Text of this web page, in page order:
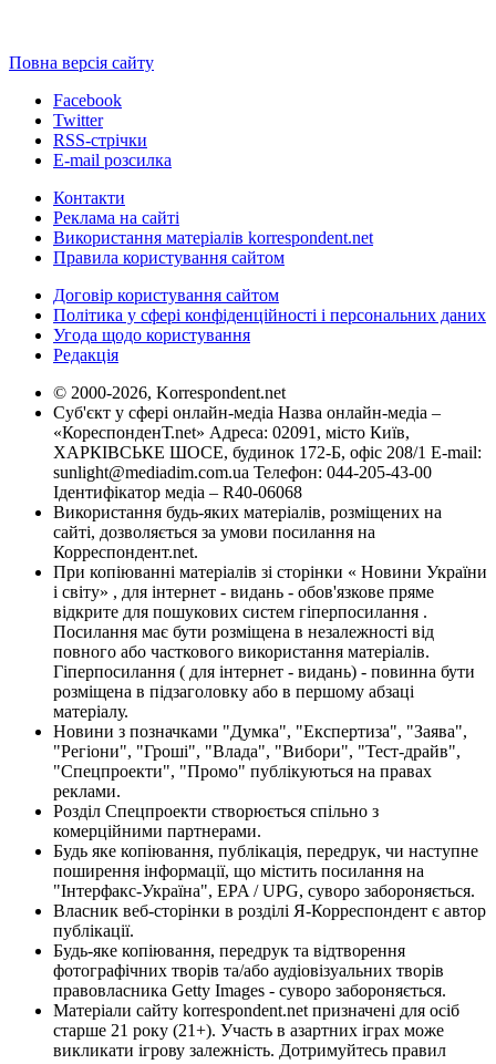
Повна версія сайту
Facebook
Twitter
RSS-стрічки
E-mail розсилка
Контакти
Реклама на сайті
Використання матеріалів korrespondent.net
Правила користування сайтом
Договір користування сайтом
Політика у сфері конфіденційності і персональних даних
Угода щодо користування
Редакція
© 2000-2026, Korrespondent.net
Суб'єкт у сфері онлайн-медіа Назва онлайн-медіа –
«КореспонденТ.net» Адреса: 02091, місто Київ,
ХАРКІВСЬКЕ ШОСЕ, будинок 172-Б, офіс 208/1 E-mail:
sunlight@mediadim.com.ua Телефон: 044-205-43-00
Ідентифікатор медіа – R40-06068
Використання будь-яких матеріалів, розміщених на
сайті, дозволяється за умови посилання на
Корреспондент.net.
При копіюванні матеріалів зі сторінки « Новини України
і світу» , для інтернет - видань - обов'язкове пряме
відкрите для пошукових систем гіперпосилання .
Посилання має бути розміщена в незалежності від
повного або часткового використання матеріалів.
Гіперпосилання ( для інтернет - видань) - повинна бути
розміщена в підзаголовку або в першому абзаці
матеріалу.
Новини з позначками "Думка", "Експертиза", "Заява",
"Регіони", "Гроші", "Влада", "Вибори", "Тест-драйв",
"Спецпроекти", "Промо" публікуються на правах
реклами.
Розділ Спецпроекти створюється спільно з
комерційними партнерами.
Будь яке копіювання, публікація, передрук, чи наступне
поширення інформації, що містить посилання на
"Інтерфакс-Україна", EPA / UPG, суворо забороняється.
Власник веб-сторінки в розділі Я-Корреспондент є автор
публікації.
Будь-яке копіювання, передрук та відтворення
фотографічних творів та/або аудіовізуальних творів
правовласника Getty Images - суворо забороняється.
Матеріали сайту korrespondent.net призначені для осіб
старше 21 року (21+). Участь в азартних іграх може
викликати ігрову залежність. Дотримуйтесь правил